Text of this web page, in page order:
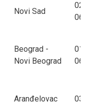
Novi Sad
Beograd -
Novi Beograd
Aranđelovac